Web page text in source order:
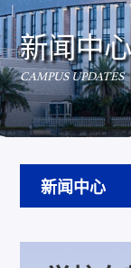
新闻中
CAMPUS UPDATES
新闻中心